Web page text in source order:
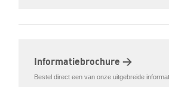
Informatiebrochure >
Bestel direct een van onze uitgebreide